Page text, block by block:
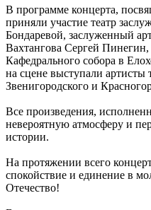
В программе концерта,
приняли участие театр
Бондаревой, заслуженный
Вахтангова Сергей Пинегин,
Кафедрального собора в
на сцене выступали артисты
Звенигородского и
Все произведения,
невероятную атмосферу и
истории.
На протяжении всего
спокойствие и единение в
Отечество!